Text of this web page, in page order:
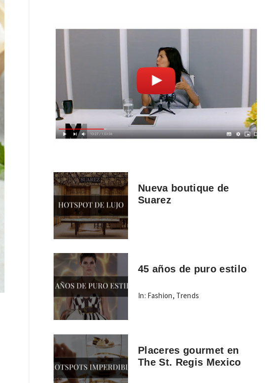
Nueva boutique de
Suarez
45 años de puro estilo
In: Fashion, Trends
Placeres gourmet en
The St. Regis Mexico